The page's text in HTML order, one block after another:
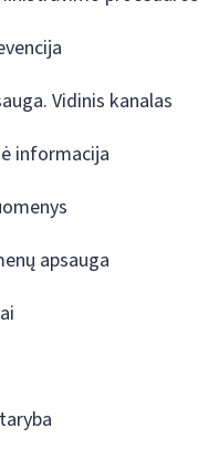
Vidinis kanalas
informacija
apsauga